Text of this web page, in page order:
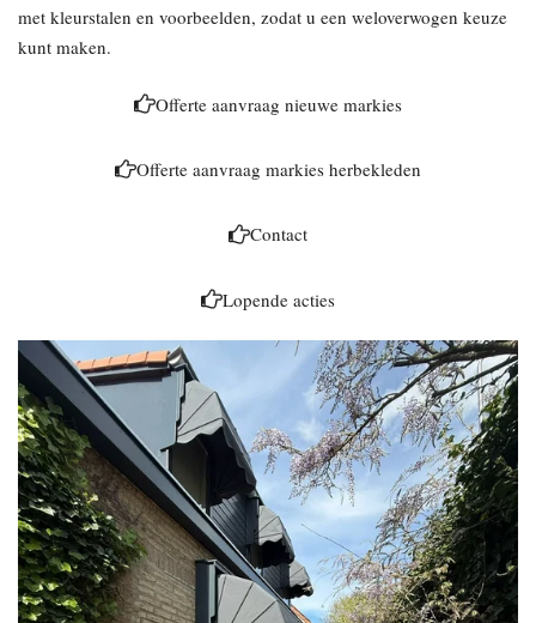
met kleurstalen en voorbeelden, zodat u een weloverwogen keuze
kunt maken.
Offerte aanvraag nieuwe markies
Offerte aanvraag markies herbekleden
Contact
Lopende acties